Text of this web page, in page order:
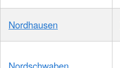
Nordhausen